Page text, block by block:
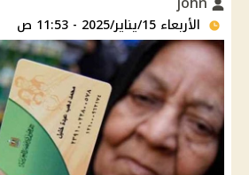
الأربعاء 15/يناير/2025 - 11:53 ص